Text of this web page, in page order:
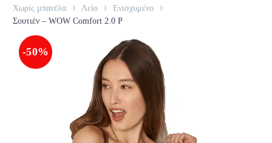
Χωρίς μπανέλα
Λείο
Ενισχυμένο
Σουτιέν – WOW Comfort 2.0 P
-50%